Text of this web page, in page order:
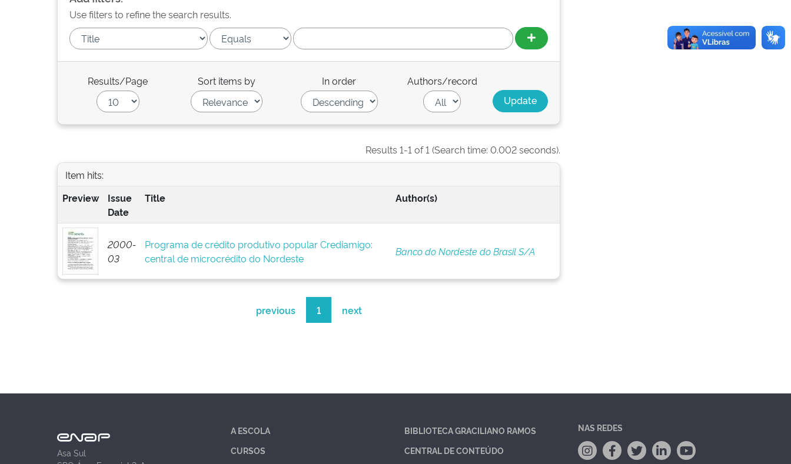
Use filters to refine the search results.
Results/Page Sort items by In order Authors/record
Results 1-1 of 1 (Search time: 0.002 seconds).
Item hits:
Preview
Issue
Date
Title Author(s)
2000-
03
Programa de crédito produtivo popular Crediamigo:
central de microcrédito do Nordeste
Banco do Nordeste do Brasil S/A
previous 1 next
Asa Sul
A ESCOLA
CURSOS
BIBLIOTECA GRACILIANO RAMOS
CENTRAL DE CONTEÚDO
NAS REDES